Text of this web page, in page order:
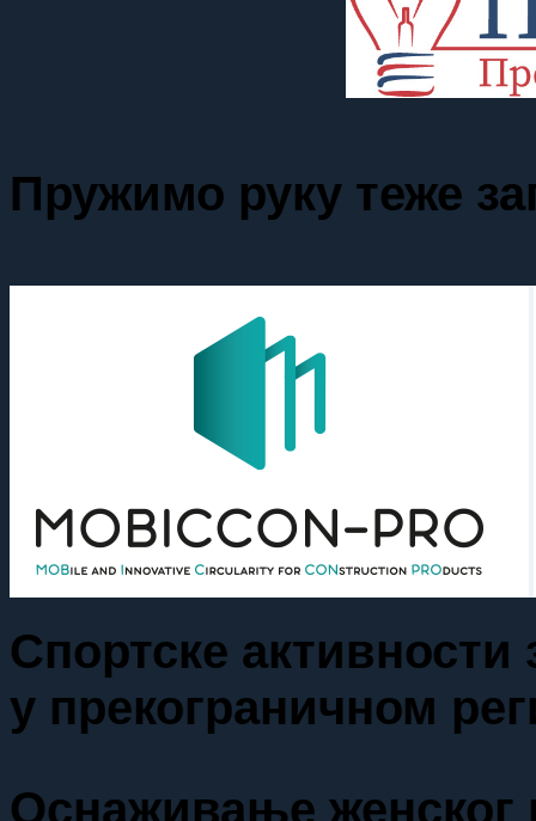
Пружимо руку теже
Спортске активности
у прекограничном
Оснаживање женског